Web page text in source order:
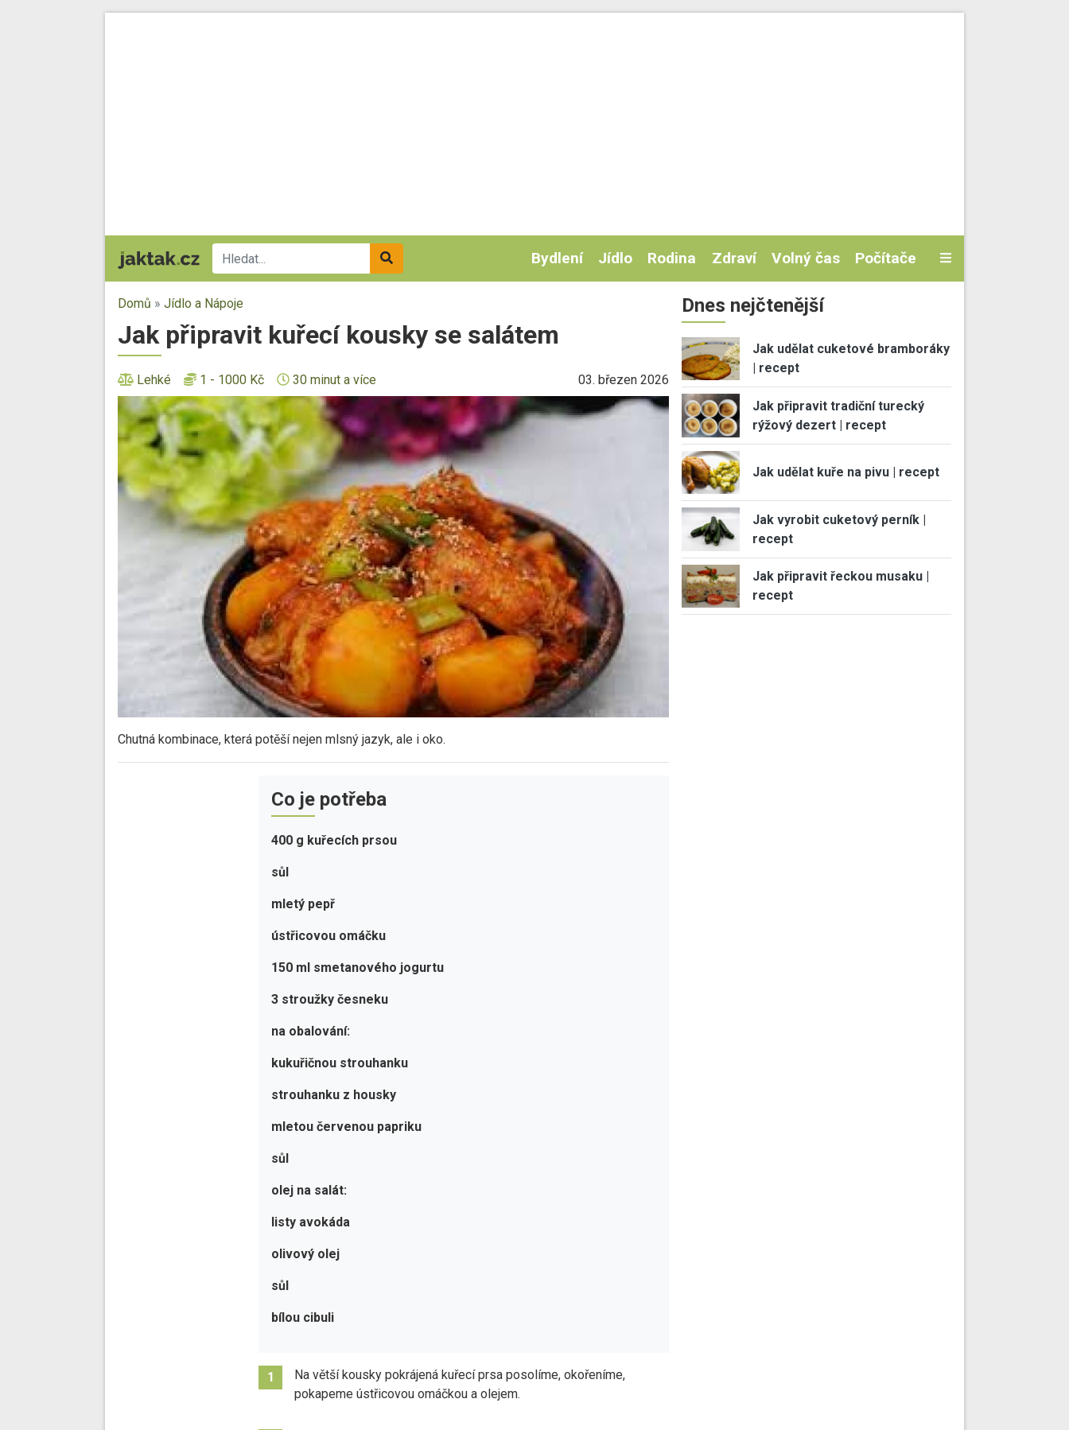
Bydlení Jídlo Rodina Zdraví Volný čas Počítače
Domů » Jídlo a Nápoje
Jak připravit kuřecí kousky se salátem
Lehké 1 - 1000 Kč 30 minut a více 03. březen 2026
Chutná kombinace, která potěší nejen mlsný jazyk, ale i oko.
Co je potřeba
400 g kuřecích prsou
sůl
mletý pepř
ústřicovou omáčku
150 ml smetanového jogurtu
3 stroužky česneku
na obalování:
kukuřičnou strouhanku
strouhanku z housky
mletou červenou papriku
sůl
olej na salát:
listy avokáda
olivový olej
sůl
bílou cibuli
1
Na větší kousky pokrájená kuřecí prsa posolíme, okořeníme,
pokapeme ústřicovou omáčkou a olejem.
Dnes nejčtenější
Jak udělat cuketové bramboráky
| recept
Jak připravit tradiční turecký
rýžový dezert | recept
Jak udělat kuře na pivu | recept
Jak vyrobit cuketový perník |
recept
Jak připravit řeckou musaku |
recept